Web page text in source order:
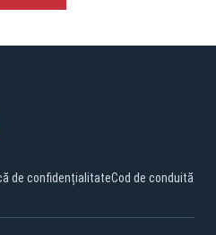
de confidențialitateCod de conduită